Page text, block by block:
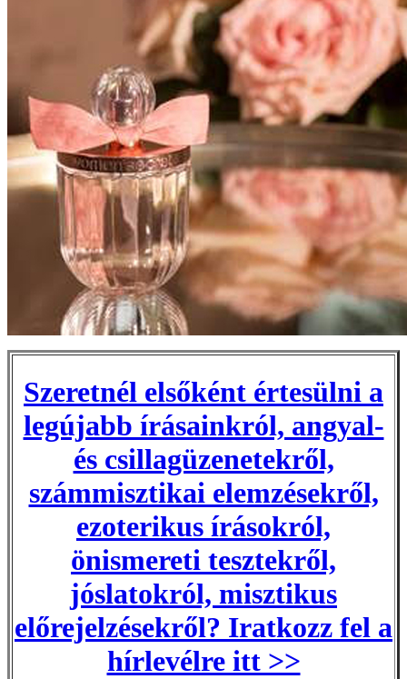
Szeretnél elsőként értesülni a
legújabb írásainkról, angyal-
és csillagüzenetekről,
számmisztikai elemzésekről,
ezoterikus írásokról,
önismereti tesztekről,
jóslatokról, misztikus
előrejelzésekről? Iratkozz fel a
hírlevélre itt >>